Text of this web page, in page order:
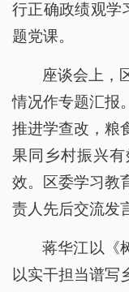
行正确政绩观学
题党课。
座谈会上，
情况作专题汇报
推进学查改，粮
果同乡村振兴
效。区委学习教
责人先后交流发
蒋华江以《
以实干担当谱写